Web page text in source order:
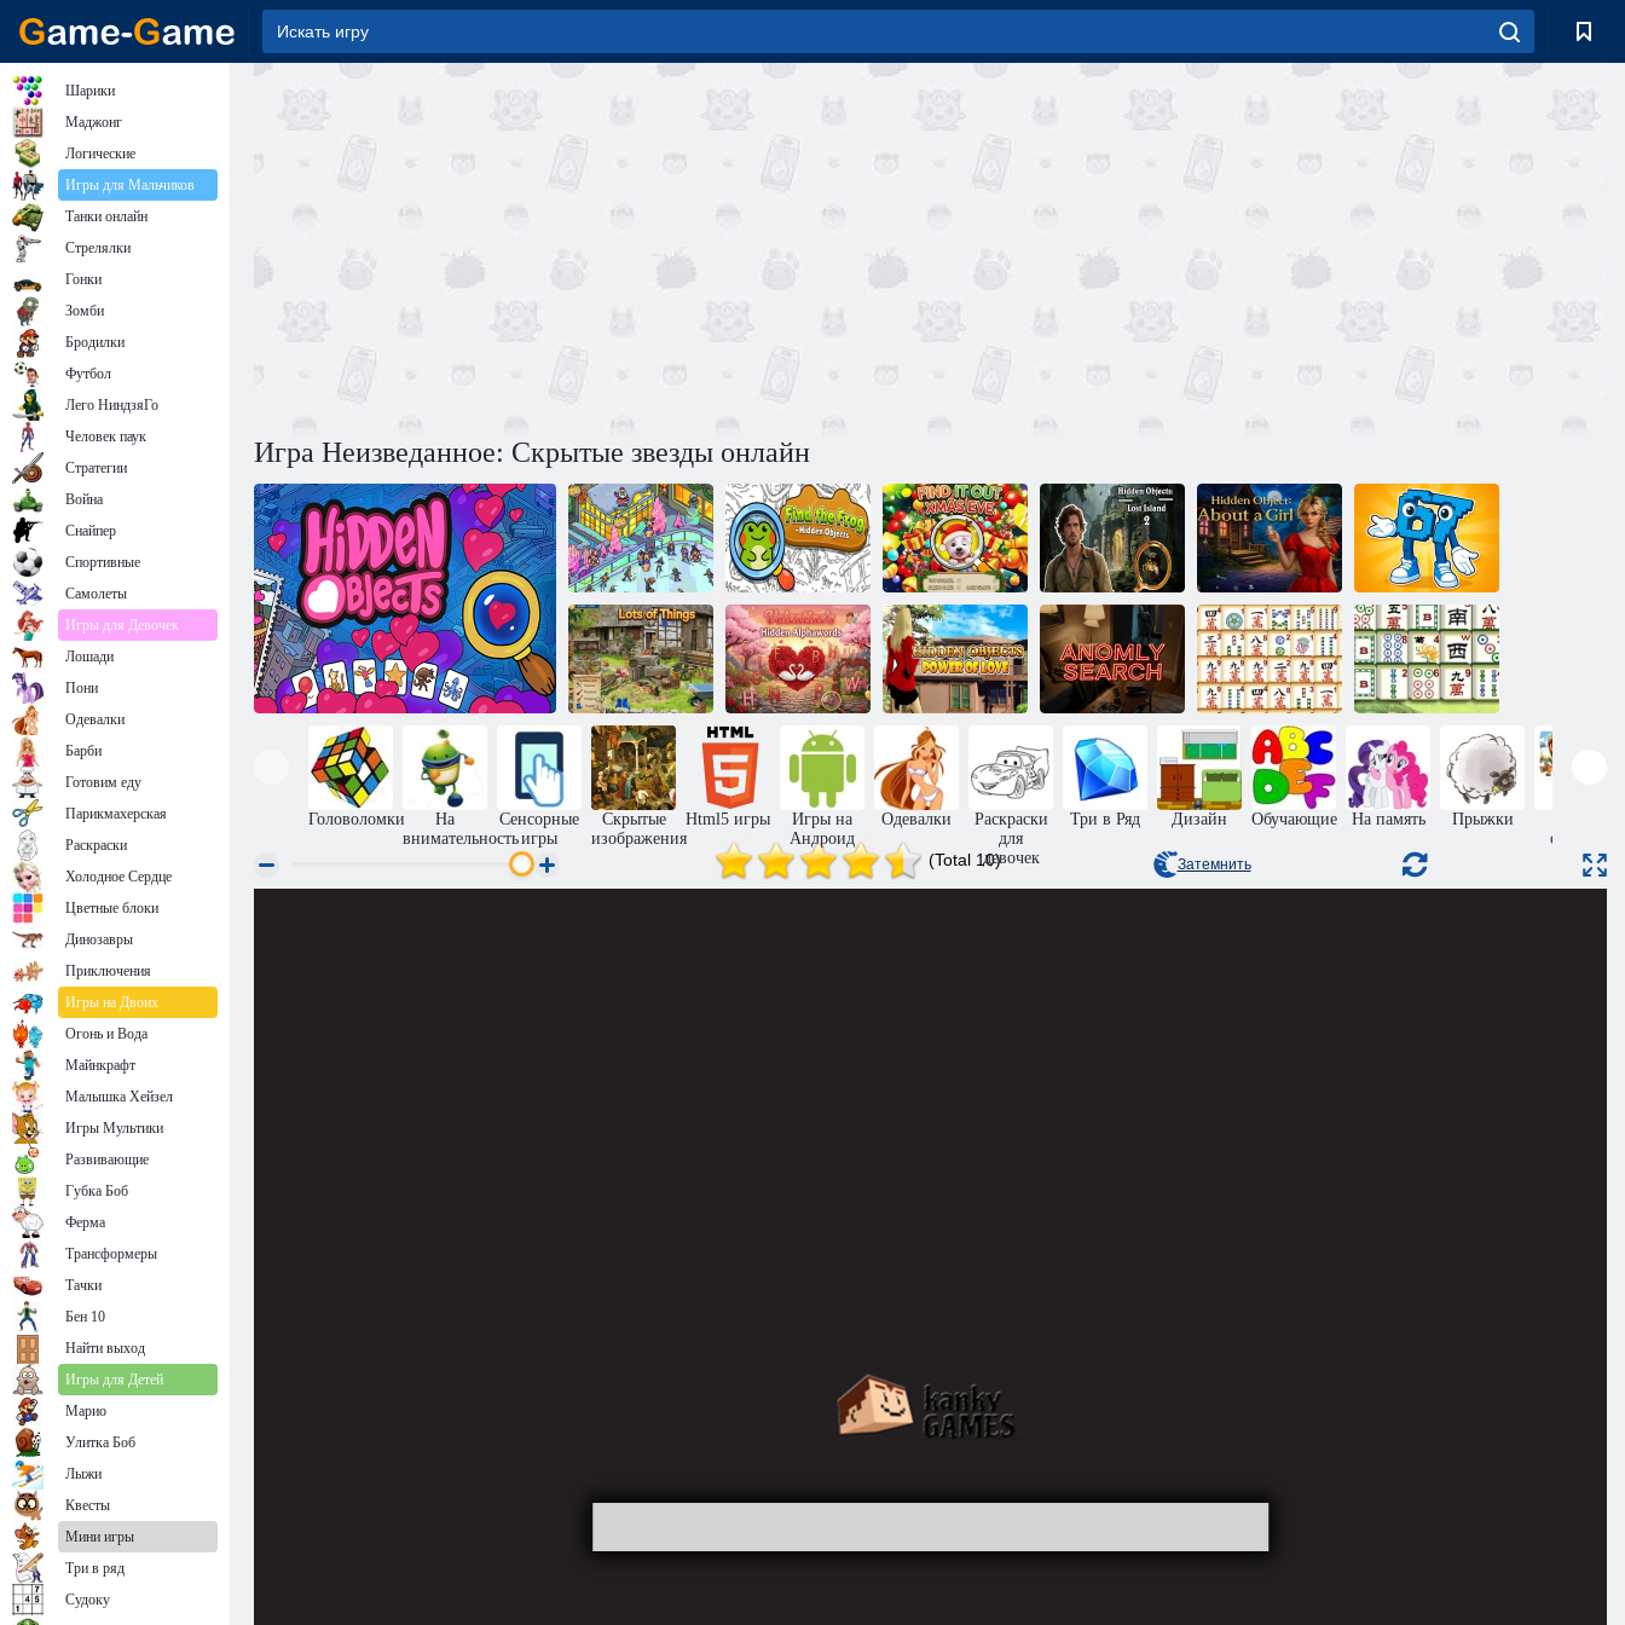
Игра Неизведанное: Скрытые звезды онлайн
Скрытые
объекты
Найди
лягушку:
Спрятанные
предметы
Узнайте это в
канун
Рождества
Скрытые
объекты:
Затерянный
остров 2
Скрытые
объекты: О
девушке
Найдите и
украдите
Брейнрот
Много вещей
Валентин:
Скрытые слова
Скрытые
предметы: Сила
любви
Поиск
аномалий
Маджонг линк
Китайский
маджонг
Головоломки
На
внимательность
Сенсорные
игры
Скрытые
изображения
Html5 игры
Игры на
Андроид
Одевалки
Раскраски
для
девочек
Три в Ряд Дизайн Обучающие На память Прыжки
онлайн
(Total 10) Затемнить
Шарики
Маджонг
Логические
Игры для Мальчиков
Танки онлайн
Стрелялки
Гонки
Зомби
Бродилки
Футбол
Лего НиндзяГо
Человек паук
Стратегии
Война
Снайпер
Спортивные
Самолеты
Игры для Девочек
Лошади
Пони
Одевалки
Барби
Готовим еду
Парикмахерская
Раскраски
Холодное Сердце
Цветные блоки
Динозавры
Приключения
Игры на Двоих
Огонь и Вода
Майнкрафт
Малышка Хейзел
Игры Мультики
Развивающие
Губка Боб
Ферма
Трансформеры
Тачки
Бен 10
Найти выход
Игры для Детей
Марио
Улитка Боб
Лыжи
Квесты
Мини игры
Три в ряд
Судоку